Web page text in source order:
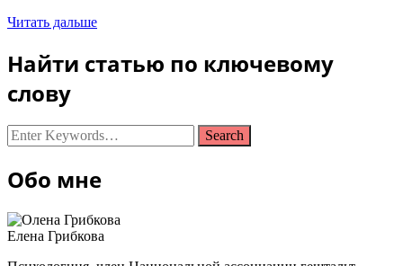
Читать дальше
Найти статью по ключевому
слову
Looking
for
Обо мне
Елена Грибкова